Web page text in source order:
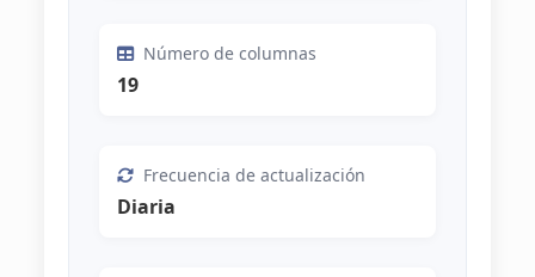
Número de columnas
19
Frecuencia de actualización
Diaria